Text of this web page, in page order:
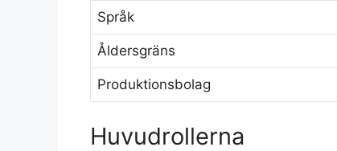
Språk
Åldersgräns
Produktionsbolag
Huvudrollerna